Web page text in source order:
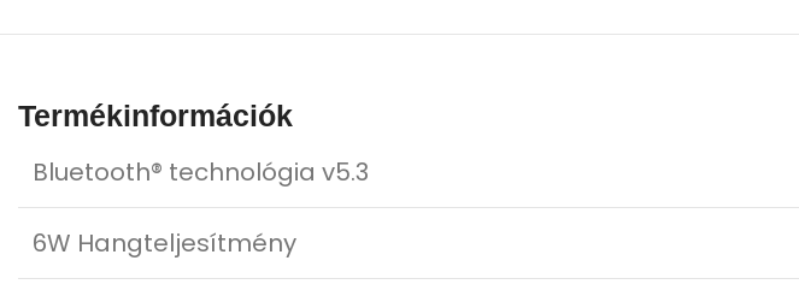
Termékinformációk
Bluetooth® technológia v5.3
6W Hangteljesítmény